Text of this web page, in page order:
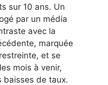
sur 10 ans. Un
par un média
avec la
marquée
et se
mois à venir,
baisses de taux.